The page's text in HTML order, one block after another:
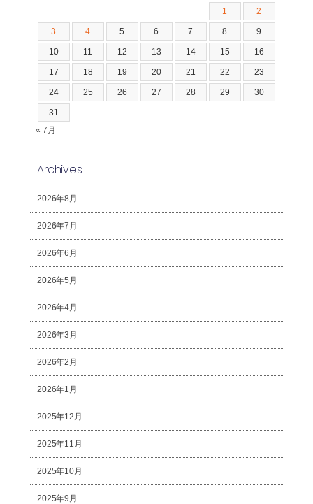
1 2
3 4 5 6 7 8 9
10 11 12 13 14 15 16
17 18 19 20 21 22 23
24 25 26 27 28 29 30
31
« 7月
Archives
2026年8月
2026年7月
2026年6月
2026年5月
2026年4月
2026年3月
2026年2月
2026年1月
2025年12月
2025年11月
2025年10月
2025年9月